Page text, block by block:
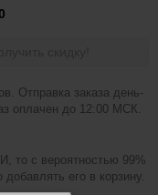
Отправка заказа день-
оплачен до 12:00 МСК.
то с вероятностью 99%
его в корзину.